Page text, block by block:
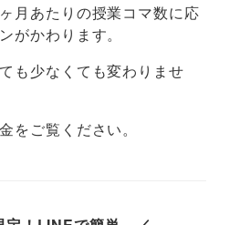
月あたりの授業コマ数に応
がかわります。
も少なくても変わりませ
をご覧ください。